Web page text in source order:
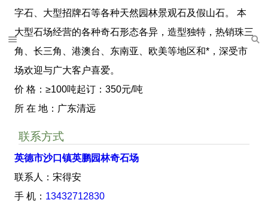
字石、大型招牌石等各种天然园林景观石及假山石。 本
大型石场经营的各种奇石形态各异，造型独特，热销珠三
角、长三角、港澳台、东南亚、欧美等地区和*，深受市
场欢迎与广大客户喜爱。
价 格：≥100吨起订：350元/吨
所 在 地：广东清远
联系方式
英德市沙口镇英鹏园林奇石场
联系人：宋得安
手 机： 13432712830